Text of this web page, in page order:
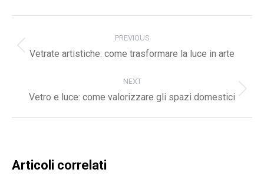
PREVIOUS
Previous
post:
Vetrate artistiche: come trasformare la luce in arte
NEXT
Next
post:
Vetro e luce: come valorizzare gli spazi domestici
Articoli correlati